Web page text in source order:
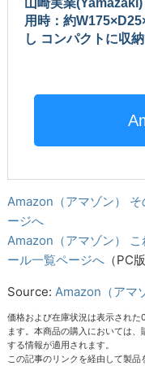
山崎実業
用時：約
し コンパクトに収
Amazon（アマゾン）
ージへ
Amazon（アマゾン）
ール一覧ページへ （PC
Source:Amazon（アマ
価格および在庫状況は表示され
ます。本商品の購入においては
する情報が適用されます。
この記事のリンクを経由して製